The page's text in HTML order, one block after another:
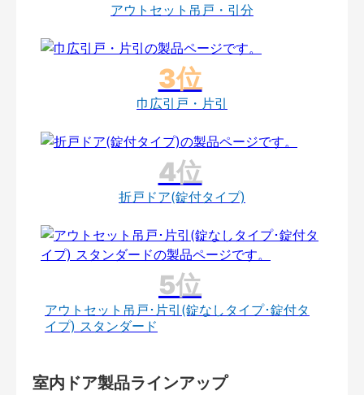
アウトセット吊戸・引分
巾広引戸・片引
折戸ドア(錠付タイプ)
アウトセット吊戸･片引(錠なしタイプ･錠付タ
イプ) スタンダード
室内ドア製品ラインアップ